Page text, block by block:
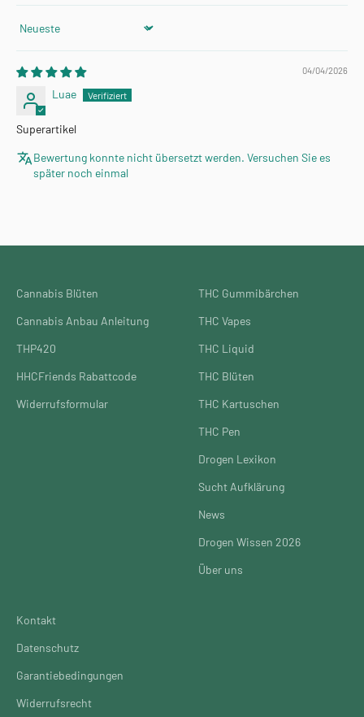
Sort by
04/04/2026
Luae
Superartikel
Bewertung konnte nicht übersetzt werden. Versuchen Sie es
später noch einmal
Cannabis Blüten
Cannabis Anbau Anleitung
THP420
HHCFriends Rabattcode
Widerrufsformular
THC Gummibärchen
THC Vapes
THC Liquid
THC Blüten
THC Kartuschen
THC Pen
Drogen Lexikon
Sucht Aufklärung
News
Drogen Wissen 2026
Über uns
Kontakt
Datenschutz
Garantiebedingungen
Widerrufsrecht